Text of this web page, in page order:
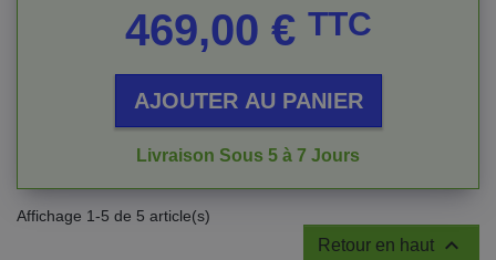
469,00 € TTC
AJOUTER AU PANIER
Livraison Sous 5 à 7 Jours
Affichage 1-5 de 5 article(s)
Retour en haut 